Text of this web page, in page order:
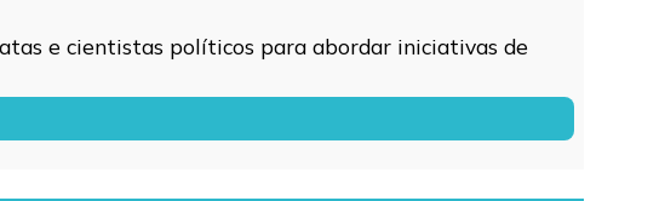
e cientistas políticos para abordar iniciativas de